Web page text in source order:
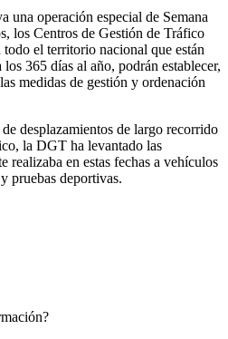
una operación especial de Semana
los Centros de Gestión de Tráfico
el territorio nacional que están
365 días al año, podrán establecer,
medidas de gestión y ordenación
desplazamientos de largo recorrido
la DGT ha levantado las
realizaba en estas fechas a vehículos
pruebas deportivas.